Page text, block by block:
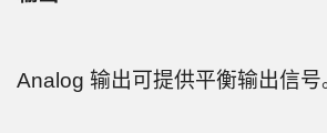
Analog 输出可提供平衡输出信号